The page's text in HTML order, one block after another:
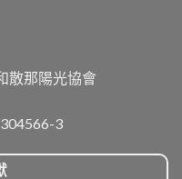
散那陽光協會
3